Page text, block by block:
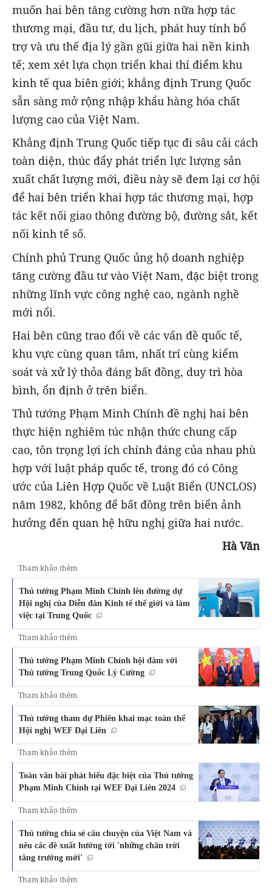
muốn hai bên tăng cường hơn nữa hợp tác
thương mại, đầu tư, du lịch, phát huy tính bổ
trợ và ưu thế địa lý gần gũi giữa hai nền kinh
tế; xem xét lựa chọn triển khai thí điểm khu
kinh tế qua biên giới; khẳng định Trung Quốc
sẵn sàng mở rộng nhập khẩu hàng hóa chất
lượng cao của Việt Nam.
Khẳng định Trung Quốc tiếp tục đi sâu cải cách
toàn diện, thúc đẩy phát triển lực lượng sản
xuất chất lượng mới, điều này sẽ đem lại cơ hội
để hai bên triển khai hợp tác thương mại, hợp
tác kết nối giao thông đường bộ, đường sắt, kết
nối kinh tế số.
Chính phủ Trung Quốc ủng hộ doanh nghiệp
tăng cường đầu tư vào Việt Nam, đặc biệt trong
những lĩnh vực công nghệ cao, ngành nghề
mới nổi.
Hai bên cũng trao đổi về các vấn đề quốc tế,
khu vực cùng quan tâm, nhất trí cùng kiểm
soát và xử lý thỏa đáng bất đồng, duy trì hòa
bình, ổn định ở trên biển.
Thủ tướng Phạm Minh Chính đề nghị hai bên
thực hiện nghiêm túc nhận thức chung cấp
cao, tôn trọng lợi ích chính đáng của nhau phù
hợp với luật pháp quốc tế, trong đó có Công
ước của Liên Hợp Quốc về Luật Biển (UNCLOS)
năm 1982, không để bất đồng trên biển ảnh
hưởng đến quan hệ hữu nghị giữa hai nước.
Hà Văn
Tham khảo thêm
Thủ tướng Phạm Minh Chính lên đường dự
Hội nghị của Diễn đàn Kinh tế thế giới và làm
việc tại Trung Quốc
Tham khảo thêm
Thủ tướng Phạm Minh Chính hội đàm với
Thủ tướng Trung Quốc Lý Cường
Tham khảo thêm
Thủ tướng tham dự Phiên khai mạc toàn thể
Hội nghị WEF Đại Liên
Tham khảo thêm
Toàn văn bài phát biểu đặc biệt của Thủ tướng
Phạm Minh Chính tại WEF Đại Liên 2024
Tham khảo thêm
Thủ tướng chia sẻ câu chuyện của Việt Nam và
nêu các đề xuất hướng tới 'những chân trời
tăng trưởng mới'
Tham khảo thêm